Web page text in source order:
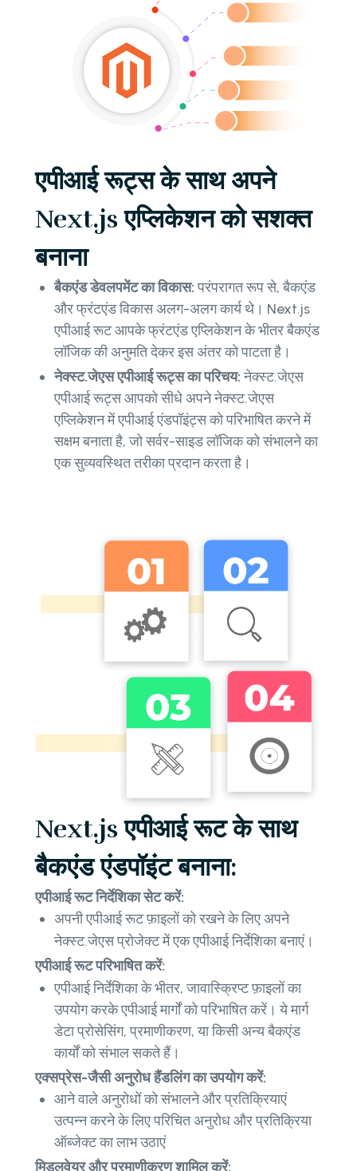
एपीआई रूट्स के साथ अपने
Next.js एप्लिकेशन को सशक्त
बनाना
बैकएंड डेवलपमेंट का विकास:परंपरागत रूप से, बैकएंड
और फ्रंटएंड विकास अलग-अलग कार्य थे। Next.js
एपीआई रूट आपके फ्रंटएंड एप्लिकेशन के भीतर बैकएंड
लॉजिक की अनुमति देकर इस अंतर को पाटता है।
नेक्स्ट.जेएस एपीआई रूट्स का परिचय:नेक्स्ट.जेएस
एपीआई रूट्स आपको सीधे अपने नेक्स्ट.जेएस
एप्लिकेशन में एपीआई एंडपॉइंट्स को परिभाषित करने में
सक्षम बनाता है, जो सर्वर-साइड लॉजिक को संभालने का
एक सुव्यवस्थित तरीका प्रदान करता है।
Next.js एपीआई रूट के साथ
बैकएंड एंडपॉइंट बनाना:
एपीआई रूट निर्देशिका सेट करें:
अपनी एपीआई रूट फ़ाइलों को रखने के लिए अपने
नेक्स्ट.जेएस प्रोजेक्ट में एकएपीआईनिर्देशिका बनाएं।
एपीआई रूट परिभाषित करें:
एपीआईनिर्देशिका के भीतर, जावास्क्रिप्ट फ़ाइलों का
उपयोग करके एपीआई मार्गों को परिभाषित करें। ये मार्ग
डेटा प्रोसेसिंग, प्रमाणीकरण, या किसी अन्य बैकएंड
कार्यों को संभाल सकते हैं।
एक्सप्रेस-जैसी अनुरोध हैंडलिंग का उपयोग करें:
आने वाले अनुरोधों को संभालने और प्रतिक्रियाएं
उत्पन्न करने के लिए परिचित अनुरोध और प्रतिक्रिया
ऑब्जेक्ट का लाभ उठाएं
मिडलवेयर और प्रमाणीकरण शामिल करें: